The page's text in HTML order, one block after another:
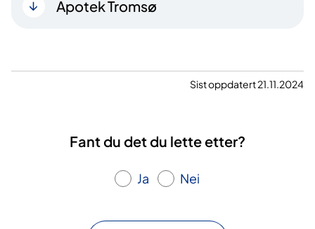
Apotek Tromsø
Sist oppdatert 21.11.2024
Fant du det du lette etter?
Ja Nei